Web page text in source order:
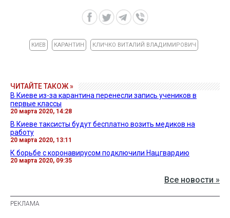
КИЕВ КАРАНТИН КЛИЧКО ВИТАЛИЙ ВЛАДИМИРОВИЧ
ЧИТАЙТЕ ТАКОЖ »
В Киеве из-за карантина перенесли запись учеников в
первые классы
20 марта 2020, 14:28
В Киеве таксисты будут бесплатно возить медиков на
работу
20 марта 2020, 13:11
К борьбе с коронавирусом подключили Нацгвардию
20 марта 2020, 09:35
Все новости »